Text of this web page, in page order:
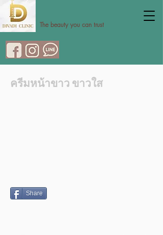
The beauty you can trust
ครีมหน้าขาว ขาวใส
Share